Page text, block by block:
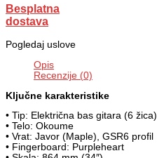
Besplatna
dostava
Pogledaj uslove
Opis
Recenzije (0)
Ključne karakteristike
• Tip: Električna bas gitara (6 žica)
• Telo: Okoume
• Vrat: Javor (Maple), GSR6 profil
• Fingerboard: Purpleheart